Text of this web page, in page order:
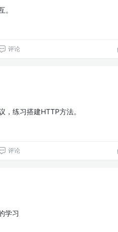
。
评论
，练习搭建HTTP方法。
评论
学习